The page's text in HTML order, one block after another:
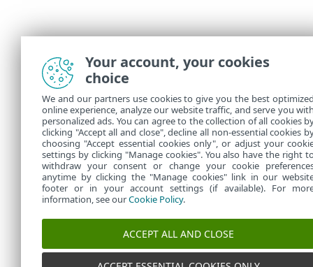
Your account, your cookies
choice
We and our partners use cookies to give you the best
online experience, analyze our website traffic, and serve you
personalized ads. You can agree to the collection of all cookies
clicking "Accept all and close", decline all non-essential cookies
choosing "Accept essential cookies only", or adjust your
settings by clicking "Manage cookies". You also have the right
withdraw your consent or change your cookie
anytime by clicking the "Manage cookies" link in our
footer or in your account settings (if available). For
information, see ourCookie Policy.
ACCEPT ALL AND CLOSE